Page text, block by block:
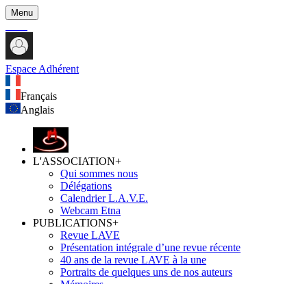
Menu
Espace Adhérent
Français
Anglais
L'ASSOCIATION+
Qui sommes nous
Délégations
Calendrier L.A.V.E.
Webcam Etna
PUBLICATIONS+
Revue LAVE
Présentation intégrale d’une revue récente
40 ans de la revue LAVE à la une
Portraits de quelques uns de nos auteurs